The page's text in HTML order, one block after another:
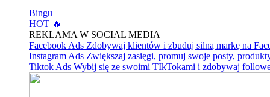
Bingu
HOT 🔥
REKLAMA W SOCIAL MEDIA
Facebook Ads Zdobywaj klientów i zbuduj silną markę na
Instagram Ads Zwiększaj zasięgi, promuj swoje posty,
Tiktok Ads Wybij się ze swoimi TIkTokami i zdobywaj